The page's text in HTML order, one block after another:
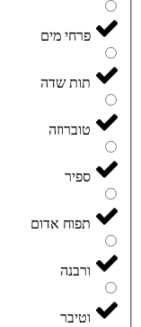
פרחי מים
תות שדה
טוברוזה
ספיר
תפוח אדום
ורבנה
וטיבר